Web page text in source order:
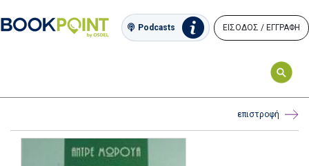
Podcasts ΕΙΣΟΔΟΣ / ΕΓΓΡΑΦΗ
επιστροφή